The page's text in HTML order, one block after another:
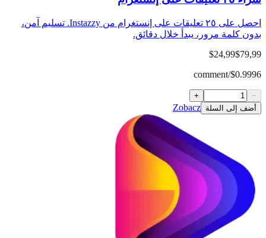
احصل على ٢٥ تعليقات على إنستغرام من Instazzy. تسليم آمن،
مرور، يبدأ خلال دقائق.
$24,99
السلة
Zobacz